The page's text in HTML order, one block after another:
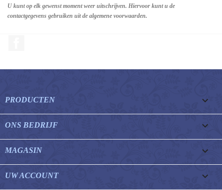
U kunt op elk gewenst moment weer uitschrijven. Hiervoor kunt u de
contactgegevens gebruiken uit de algemene voorwaarden.
PRODUCTEN 
ONS BEDRIJF 
MAGASIN 
UW ACCOUNT 